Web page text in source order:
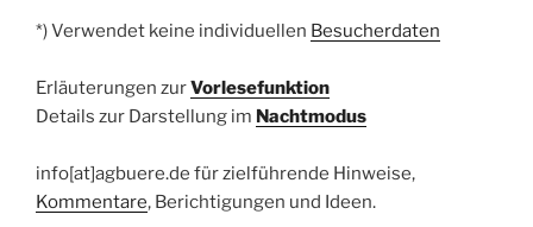
*) Verwendet keine individuellen Besucherdaten
Erläuterungen zurVorlesefunktion
Details zur Darstellung im Nachtmodus
info[at]agbuere.de für zielführende Hinweise,
Kommentare, Berichtigungen und Ideen.